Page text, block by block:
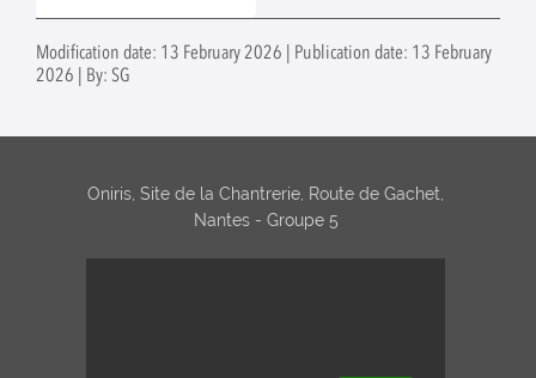
assiettes par une
approche intégrée
[Projet TETRAE]
Modification date: 13 February 2026 | Publication date: 13 February
2026 | By: SG
Oniris, Site de la Chantrerie, Route de Gachet,
Nantes - Groupe 5